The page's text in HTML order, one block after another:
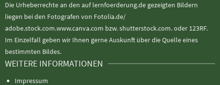
Die Urheberrechte an den auf lernfoerderung.de gezeigten Bildern
liegen bei den Fotografen von Fotolia.de/
adobe.stock.com.www.canva.com bzw. shutterstock.com. oder 123RF.
Im Einzelfall geben wir Ihnen gerne Auskunft über die Quelle eines
bestimmten Bildes.
WEITERE INFORMATIONEN
Impressum